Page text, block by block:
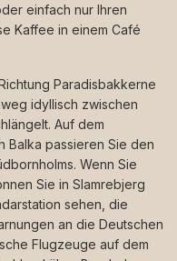
einfach nur Ihren
Kaffee in einem Café
Paradisbakkerne
idyllisch zwischen
Auf dem
Balka passieren Sie den
Wenn Sie
Sie in Slamrebjerg
sehen, die
an die Deutschen
Flugzeuge auf dem